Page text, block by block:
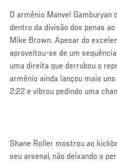
O armênio Manvel
dentro da divisão dos penas
Mike Brown. Apesar do
aproveitou-se de um
uma direita que derrubou o
armênio ainda lançou mais
2:22 e vibrou pedindo uma
Shane Roller mostrou ao
seu arsenal, não deixando o